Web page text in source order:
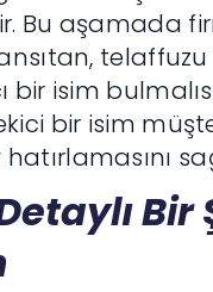
Bu aşamada
bir isim
bir isim
Bir